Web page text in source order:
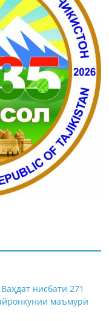
нисбати 271
маъмурӣ